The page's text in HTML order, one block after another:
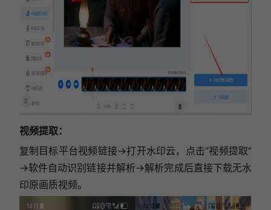
视频提取：
复制目标平台视频链接→打开水印云，点击“视频提取”
→软件自动识别链接并解析→解析完成后直接下载无水
印原画质视频。